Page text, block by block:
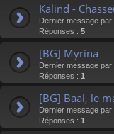
Kalind -
Dernier message par
Réponses : 5
[BG] Myrina
Dernier message par
Réponses : 1
[BG] Baal, le
Dernier message par
Réponses : 1